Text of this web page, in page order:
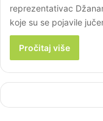
reprezentativac
koje su se pojavile
Pročitaj više